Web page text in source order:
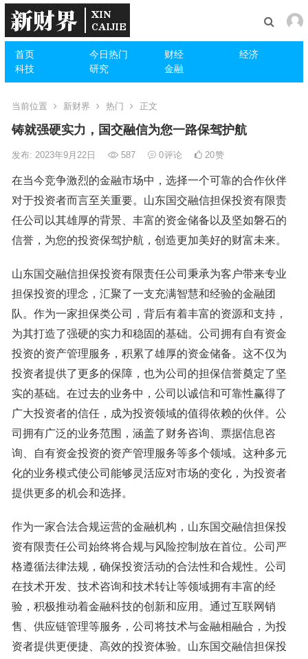
首页 今日热门 财经
经济
科技
研究 金融
当前位置 新财界 热门 正文
铸就强硬实力，国交融信为您一路保驾护航
发布: 2023年9月22日 587 0评论 20赞
在当今竞争激烈的金融市场中，选择一个可靠的合作伙伴
对于投资者而言至关重要。山东国交融信担保投资有限责
任公司以其雄厚的背景、丰富的资金储备以及坚如磐石的
信誉，为您的投资保驾护航，创造更加美好的财富未来。
山东国交融信担保投资有限责任公司秉承为客户带来专业
担保投资的理念，汇聚了一支充满智慧和经验的金融团
队。作为一家担保类公司，背后有着丰富的资源和支持，
为其打造了强硬的实力和稳固的基础。公司拥有自有资金
投资的资产管理服务，积累了雄厚的资金储备。这不仅为
投资者提供了更多的保障，也为公司的担保信誉奠定了坚
实的基础。在过去的业务中，公司以诚信和可靠性赢得了
广大投资者的信任，成为投资领域的值得依赖的伙伴。公
司拥有广泛的业务范围，涵盖了财务咨询、票据信息咨
询、自有资金投资的资产管理服务等多个领域。这种多元
化的业务模式使公司能够灵活应对市场的变化，为投资者
提供更多的机会和选择。
作为一家合法合规运营的金融机构，山东国交融信担保投
资有限责任公司始终将合规与风险控制放在首位。公司严
格遵循法律法规，确保投资活动的合法性和合规性。公司
在技术开发、技术咨询和技术转让等领域拥有丰富的经
验，积极推动着金融科技的创新和应用。通过互联网销
售、供应链管理等服务，公司将技术与金融相融合，为投
资者提供更便捷、高效的投资体验。山东国交融信担保投